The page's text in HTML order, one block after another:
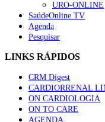
“Os
custo-
sustentável
66 visualizações
Trodelvy
mama triplo
elegíveis
61 visualizações
URO-ONLINE
SaúdeOnline TV
Agenda
Pesquisar
LINKS RÁPIDOS
CRM Digest
CARDIORRENAL
ON CARDIOLOGIA
ON TO CARE
AGENDA